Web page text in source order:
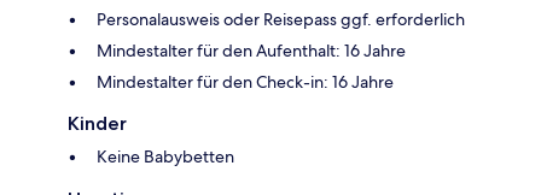
Personalausweis oder Reisepass ggf. erforderlich
Mindestalter für den Aufenthalt: 16 Jahre
Mindestalter für den Check-in: 16 Jahre
Kinder
Keine Babybetten